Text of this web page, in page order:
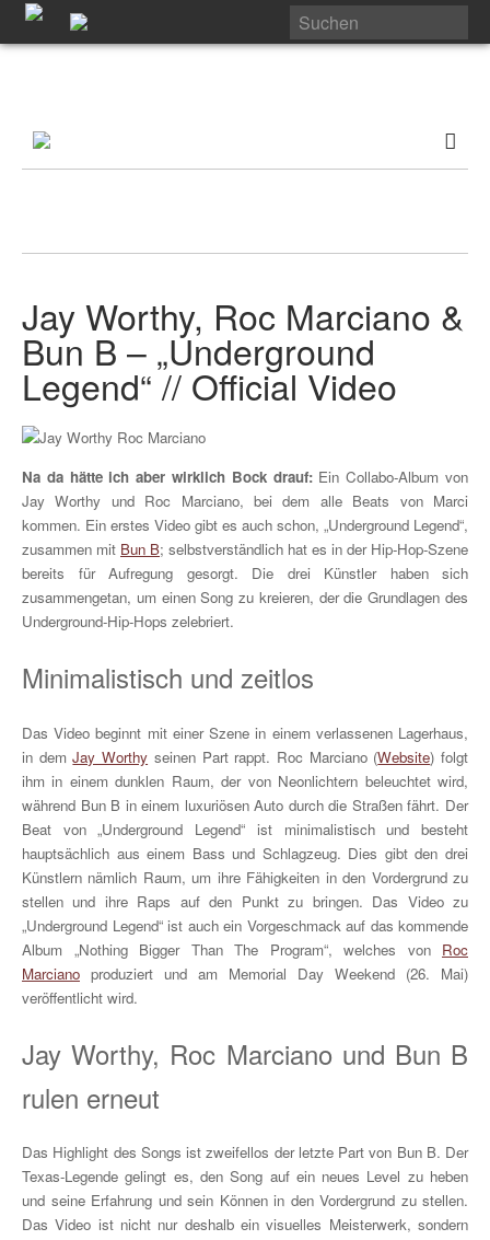
Jay Worthy, Roc Marciano &
Bun B – „Underground
Legend“ // Official Video
Na da hätte ich aber wirklich Bock drauf:Ein Collabo-Album von
Jay Worthy und Roc Marciano, bei dem alle Beats von Marci
kommen. Ein erstes Video gibt es auch schon, „Underground Legend“,
zusammen mit Bun B; selbstverständlich hat es in der Hip-Hop-Szene
bereits für Aufregung gesorgt. Die drei Künstler haben sich
zusammengetan, um einen Song zu kreieren, der die Grundlagen des
Underground-Hip-Hops zelebriert.
Minimalistisch und zeitlos
Das Video beginnt mit einer Szene in einem verlassenen Lagerhaus,
in demJay Worthy seinen Part rappt. Roc Marciano (Website) folgt
ihm in einem dunklen Raum, der von Neonlichtern beleuchtet wird,
während Bun B in einem luxuriösen Auto durch die Straßen fährt. Der
Beat von „Underground Legend“ ist minimalistisch und besteht
hauptsächlich aus einem Bass und Schlagzeug. Dies gibt den drei
Künstlern nämlich Raum, um ihre Fähigkeiten in den Vordergrund zu
stellen und ihre Raps auf den Punkt zu bringen. Das Video zu
„Underground Legend“ ist auch ein Vorgeschmack auf das kommende
Album „Nothing Bigger Than The Program“, welches von Roc
Marciano produziert und am Memorial Day Weekend (26. Mai)
veröffentlicht wird.
Jay Worthy, Roc Marciano und Bun B
rulen erneut
Das Highlight des Songs ist zweifellos der letzte Part von Bun B. Der
Texas-Legende gelingt es, den Song auf ein neues Level zu heben
und seine Erfahrung und sein Können in den Vordergrund zu stellen.
Das Video ist nicht nur deshalb ein visuelles Meisterwerk, sondern